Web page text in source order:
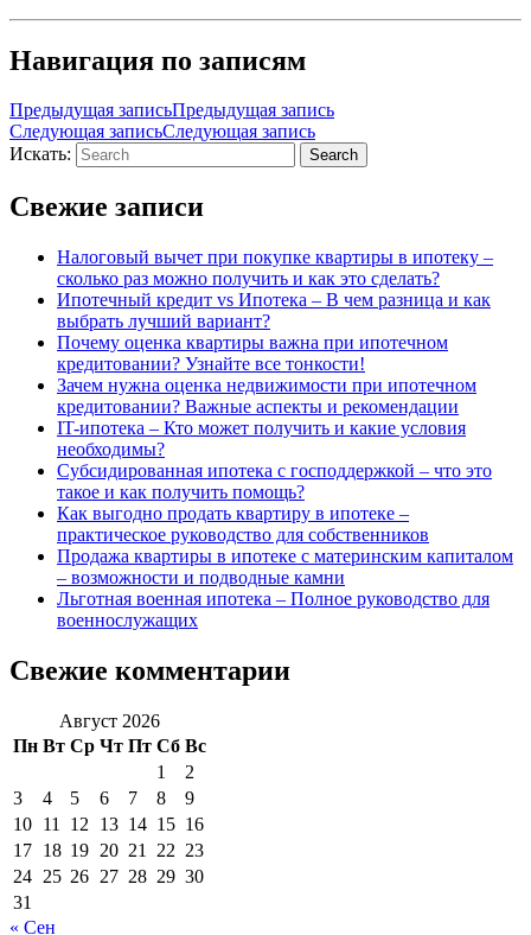
Навигация по записям
Предыдущая записьПредыдущая запись
Следующая записьСледующая запись
Искать:
Search
Свежие записи
Налоговый вычет при покупке квартиры в ипотеку –
сколько раз можно получить и как это сделать?
Ипотечный кредит vs Ипотека – В чем разница и как
выбрать лучший вариант?
Почему оценка квартиры важна при ипотечном
кредитовании? Узнайте все тонкости!
Зачем нужна оценка недвижимости при ипотечном
кредитовании? Важные аспекты и рекомендации
IT-ипотека – Кто может получить и какие условия
необходимы?
Субсидированная ипотека с господдержкой – что это
такое и как получить помощь?
Как выгодно продать квартиру в ипотеке –
практическое руководство для собственников
Продажа квартиры в ипотеке с материнским капиталом
– возможности и подводные камни
Льготная военная ипотека – Полное руководство для
военнослужащих
Свежие комментарии
Август 2026
Пн Вт Ср Чт Пт Сб Вс
1
2
3
4 5 6 7 8
9
10 11 12 13 14 15 16
17 18 19 20 21 22 23
24 25 26 27 28 29 30
31
« Сен